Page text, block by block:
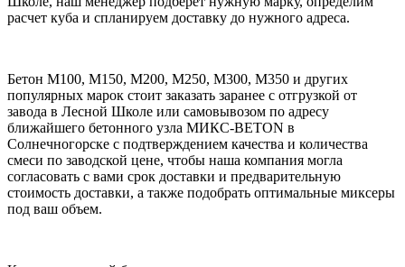
расчет куба и спланируем доставку до нужного адреса.
Бетон М100, М150, М200, М250, М300, М350 и других
популярных марок стоит заказать заранее с отгрузкой от
завода в Лесной Школе или самовывозом по адресу
ближайшего бетонного узла МИКС-BETON в
Солнечногорске с подтверждением качества и количества
смеси по заводской цене, чтобы наша компания могла
согласовать с вами срок доставки и предварительную
стоимость доставки, а также подобрать оптимальные миксеры
под ваш объем.